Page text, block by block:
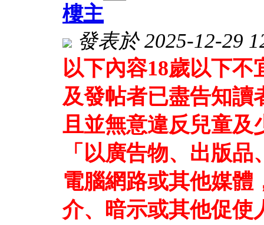
樓主
發表於 2025-12-29
以下內容18歲以下
及發帖者已盡告知讀
且並無意違反兒童及
「以廣告物、出版
電腦網路或其他媒體
介、暗示或其他促使